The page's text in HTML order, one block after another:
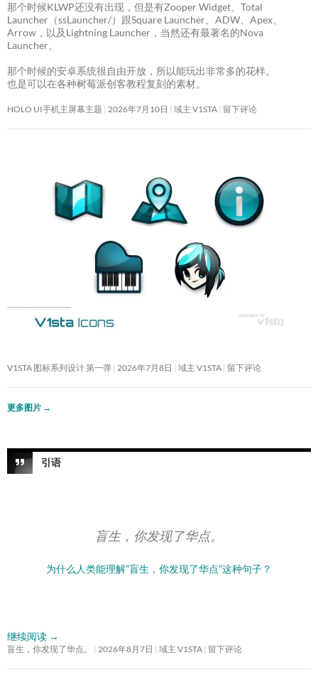
那个时候KLWP还没有出现，但是有Zooper Widget、Total
Launcher（ssLauncher/）跟Square Launcher、ADW、Apex、
Arrow，以及Lightning Launcher，当然还有最著名的Nova
Launcher。
那个时候的安卓系统很自由开放，所以能玩出非常多的花样。
也是可以在各种树莓派创客教程复刻的素材。
HOLO UI手机主屏幕主题 2026年7月10日 域主 V1STA 留下评论
V1STA 图标系列设计 第一弹 2026年7月8日 域主 V1STA 留下评论
更多图片 →
引语
盲生，你发现了华点。
为什么人类能理解”盲生，你发现了华点”这种句子？
继续阅读 →
盲生，你发现了华点。 2026年8月7日 域主 V1STA 留下评论